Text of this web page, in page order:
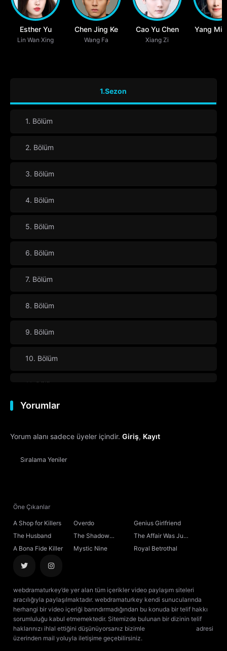
Esther Yu
Lin Wan Xing
Chen Jing Ke
Wang Fa
Cao Yu Chen
Xiang Zi
Yang
1.Sezon
1. Bölüm
2. Bölüm
3. Bölüm
4. Bölüm
5. Bölüm
6. Bölüm
7. Bölüm
8. Bölüm
9. Bölüm
10. Bölüm
11. Bölüm
12. Bölüm
13. Bölüm
14. Bölüm
18. Bölüm
19. Bölüm
20. Bölüm
Yorumlar
Yorum alanı sadece üyeler içindir. Giriş, Kayıt
Sıralama Yeniler
Öne Çıkanlar
A Shop for Killers Overdo
Genius Girlfriend
The Husband
The Shadow
Sovereign
The Affair Was Just
the Beginning
A Bona Fide Killer Mystic Nine Royal Betrothal
webdramaturkey’de yer alan tüm içerikler video paylaşım siteleri
aracılığıyla paylaşılmaktadır. webdramaturkey kendi sunucularında
herhangi bir video içeriği barındırmadığından bu konuda bir telif hakkı
sorumluluğu kabul etmemektedir. Sitemizde bulunan bir dizinin telif
haklarınızı ihlal ettiğini düşünüyorsanız bizimle
adresi
üzerinden mail yoluyla iletişime geçebilirsiniz.